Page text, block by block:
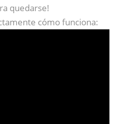
quedarse!
cómo funciona: